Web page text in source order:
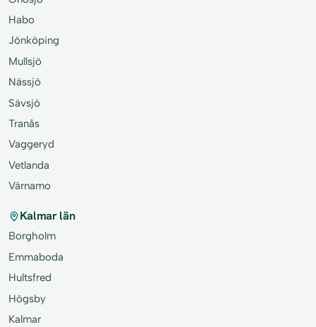
Habo
Jönköping
Mullsjö
Nässjö
Sävsjö
Tranås
Vaggeryd
Vetlanda
Värnamo
Kalmar län
Borgholm
Emmaboda
Hultsfred
Högsby
Kalmar